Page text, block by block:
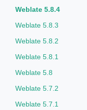
Weblate 5.8.4
Weblate 5.8.3
Weblate 5.8.2
Weblate 5.8.1
Weblate 5.8
Weblate 5.7.2
Weblate 5.7.1